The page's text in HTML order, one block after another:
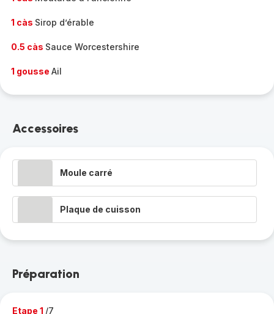
1 càs Sirop d’érable
0.5 càs Sauce Worcestershire
1 gousse Ail
Accessoires
Moule carré
Plaque de cuisson
Préparation
Etape 1 /7